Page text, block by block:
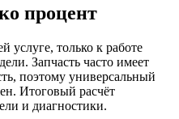
процент
услуге, только к работе
Запчасть часто имеет
поэтому универсальный
Итоговый расчёт
и диагностики.